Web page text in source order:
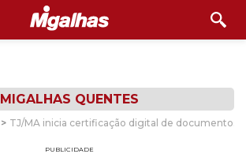
MIGALHAS QUENTES
> TJ/MA inicia certificação digital de documentos
PUBLICIDADE